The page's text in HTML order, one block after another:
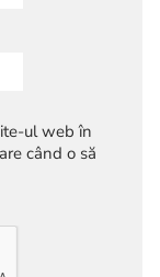
ul web în
când o să